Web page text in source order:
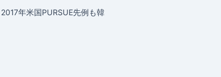
年米国PURSUE先例も韓